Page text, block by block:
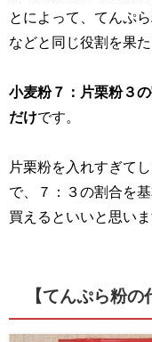
とによって、てんぷ
などと同じ役割を果た
小麦粉７：片栗粉３
だけです。
片栗粉を入れすぎて
で、７：３の割合を
買えるといいと思いま
【てんぷら粉の